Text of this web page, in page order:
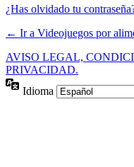
¿Has olvidado tu
← Ir a Videojuegos por
AVISO LEGAL,
PRIVACIDAD.
Idioma